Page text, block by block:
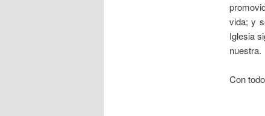
vida; y
Iglesia
nuestra.
Con